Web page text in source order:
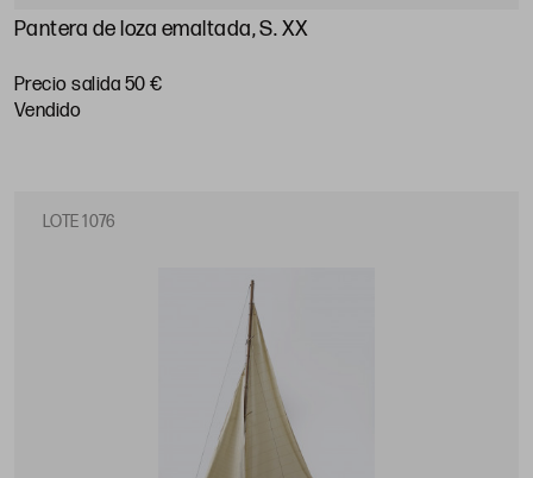
Pantera de loza emaltada, S. XX
Precio salida 50 €
vendido
LOTE 1076